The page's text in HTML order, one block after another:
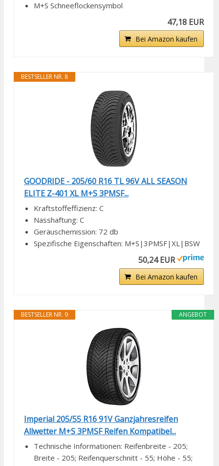
M+S Schneeflockensymbol
47,18 EUR
Bei Amazon kaufen
BESTSELLER NR. 8
GOODRIDE - 205/60 R16 TL 96V ALL SEASON
ELITE Z-401 XL M+S 3PMSF...
Kraftstoffeffizienz: C
Nasshaftung: C
Geräuschemission: 72 db
Spezifische Eigenschaften: M+S|3PMSF|XL|BSW
50,24 EUR
Bei Amazon kaufen
ANGEBOT
BESTSELLER NR. 9
Imperial 205/55 R16 91V Ganzjahresreifen
Allwetter M+S 3PMSF Reifen Kompatibel...
Technische Informationen: Reifenbreite - 205;
Breite - 205; Reifenquerschnitt - 55; Höhe - 55;